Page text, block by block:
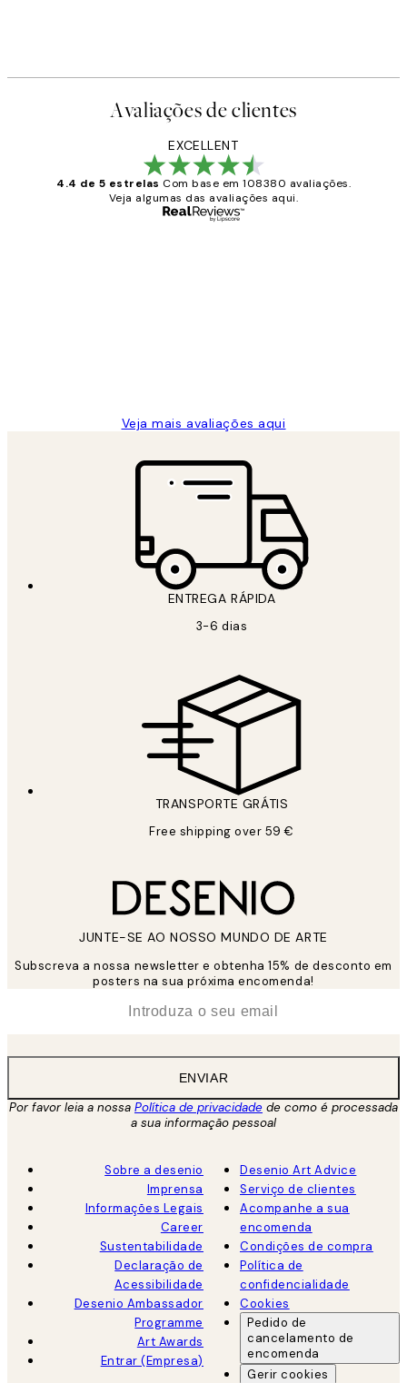
Avaliações de clientes
EXCELLENT
4.4 de 5 estrelas Com base em 108380 avaliações.
Veja algumas das avaliações aqui.
Veja mais avaliações aqui
ENTREGA RÁPIDA
3-6 dias
TRANSPORTE GRÁTIS
Free shipping over 59 €
JUNTE-SE AO NOSSO MUNDO DE ARTE
Subscreva a nossa newsletter e obtenha 15% de desconto em
posters na sua próxima encomenda!
ENVIAR
Por favor leia a nossa Política de privacidade de como é processada
a sua informação pessoal
Sobre a desenio
Imprensa
Informações Legais
Career
Sustentabilidade
Declaração de
Acessibilidade
Desenio Ambassador
Programme
Art Awards
Entrar (Empresa)
Desenio Art Advice
Serviço de clientes
Acompanhe a sua
encomenda
Condições de compra
Política de
confidencialidade
Cookies
Pedido de
cancelamento de
encomenda
Gerir cookies